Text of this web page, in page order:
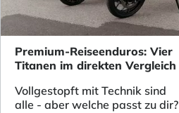
Premium-Reiseenduros: Vier
Titanen im direkten Vergleich
Vollgestopft mit Technik sind
alle - aber welche passt zu dir?